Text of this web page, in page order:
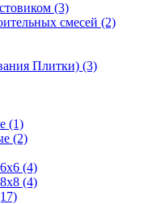
(3)
смесей (2)
Плитки) (3)
(1)
(2)
(4)
(4)